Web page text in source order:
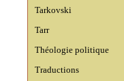
Tarkovski
Tarr
Théologie politique
Traductions